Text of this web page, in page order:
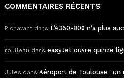
COMMENTAIRES RÉCENTS
Pichavant dans L’A350-800 n’a plus
roulleau dans easyJet ouvre quinze
Jules dans Aéroport de Toulouse : un